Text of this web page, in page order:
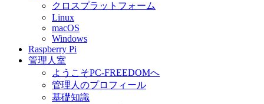
クロスプラットフォーム
Linux
macOS
Windows
Raspberry Pi
管理人室
ようこそPC-FREEDOMへ
管理人のプロフィール
基礎知識